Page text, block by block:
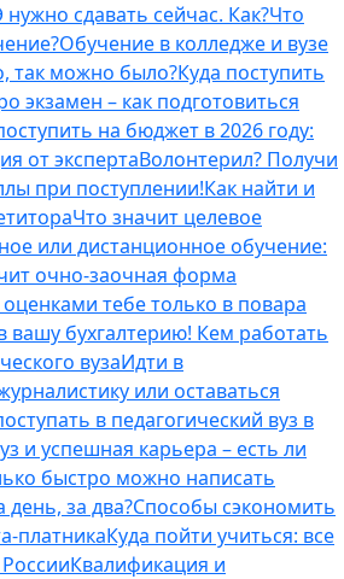
сдавать сейчас. Как?Что
Обучение в колледже и вузе
так можно было?Куда поступить
экзамен – как подготовиться
на бюджет в 2026 году:
от экспертаВолонтерил? Получи
при поступлении!Как найти и
Что значит целевое
или дистанционное обучение:
очно-заочная форма
тебе только в повара
вашу бухгалтерию! Кем работать
вузаИдти в
или оставаться
в педагогический вуз в
и успешная карьера – есть ли
быстро можно написать
за два?Способы сэкономить
платникаКуда пойти учиться: все
Квалификация и